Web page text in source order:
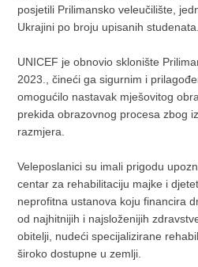
posjetili Prilimansko veleučilište,
Ukrajini po broju upisanih studenata.
UNICEF je obnovio sklonište
2023., čineći ga sigurnim i
omogućilo nastavak mješovitog
prekida obrazovnog procesa zbog
razmjera.
Veleposlanici su imali prigodu
centar za rehabilitaciju majke i
neprofitna ustanova koju financira
od najhitnijih i najsloženijih
obitelji, nudeći specijalizirane
široko dostupne u zemlji.